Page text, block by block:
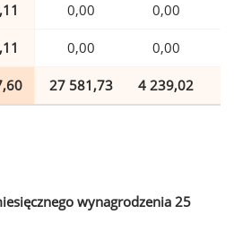
0,00 0,00
0,00 0,00
27 581,73 4 239,02
wynagrodzenia 25